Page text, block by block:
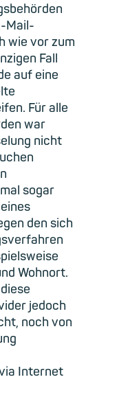
Mail-
wie vor zum
Fall
auf eine
Für alle
war
nicht
sogar
den sich
Wohnort.
jedoch
noch von
Internet